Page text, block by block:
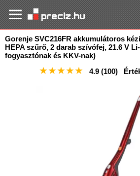
Gorenje SVC216FR akkumulátoros
HEPA szűrő, 2 darab szívófej, 21.6 V
fogyasztónak és KKV-nak)
★★★★★ 4.9 (100)